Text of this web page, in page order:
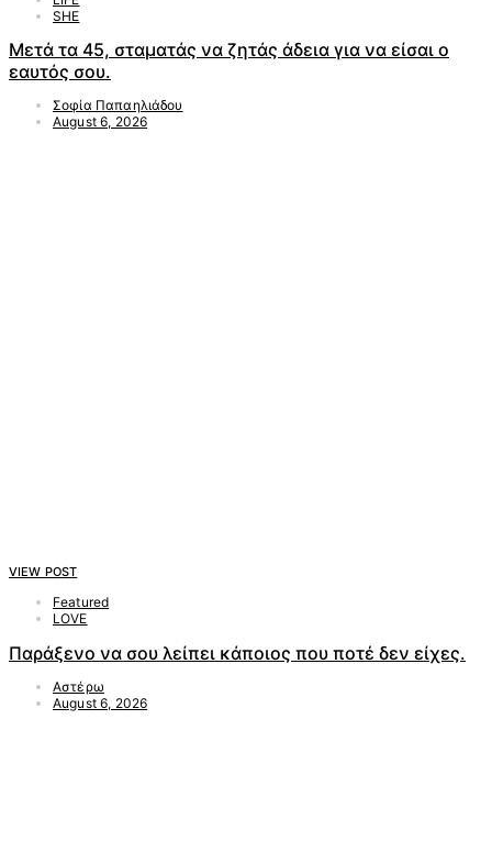
SHE
Μετά τα 45, σταματάς να ζητάς άδεια για να είσαι ο
εαυτός σου.
Σοφία Παπαηλιάδου
August 6, 2026
VIEW POST
Featured
LOVE
Παράξενο να σου λείπει κάποιος που ποτέ δεν είχες.
Αστέρω
August 6, 2026